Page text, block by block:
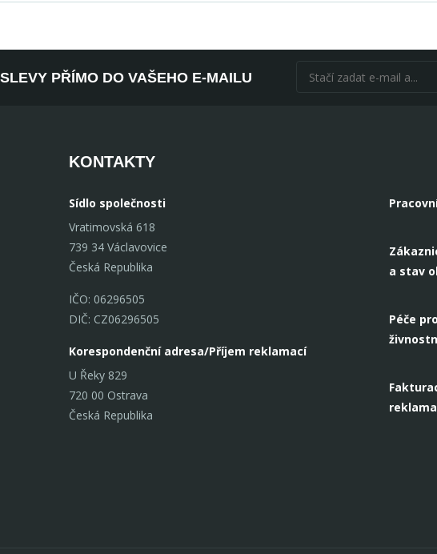
PŘÍMO DO VAŠEHO E-MAILU
KONTAKTY
Sídlo společnosti
Vratimovská 618
739 34 Václavovice
Česká Republika
IČO: 06296505
DIČ: CZ06296505
Korespondenční adresa/Příjem reklamací
U Řeky 829
720 00 Ostrava
Česká Republika
a stav
Péče